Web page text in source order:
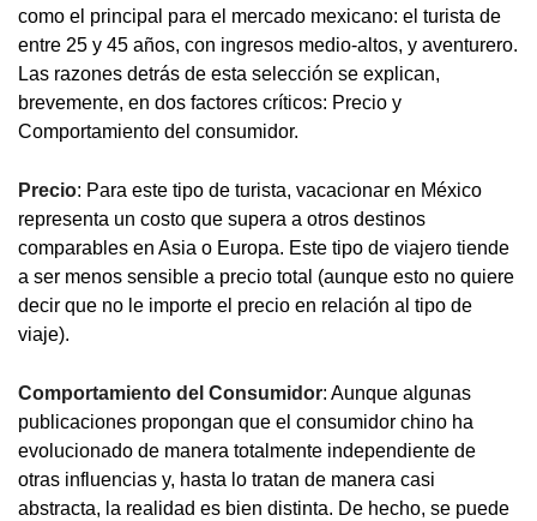
como el principal para el mercado mexicano: el turista de
entre 25 y 45 años, con ingresos medio-altos, y aventurero.
Las razones detrás de esta selección se explican,
brevemente, en dos factores críticos: Precio y
Comportamiento del consumidor.
Precio: Para este tipo de turista, vacacionar en México
representa un costo que supera a otros destinos
comparables en Asia o Europa. Este tipo de viajero tiende
a ser menos sensible a precio total (aunque esto no quiere
decir que no le importe el precio en relación al tipo de
viaje).
Comportamiento del Consumidor: Aunque algunas
publicaciones propongan que el consumidor chino ha
evolucionado de manera totalmente independiente de
otras influencias y, hasta lo tratan de manera casi
abstracta, la realidad es bien distinta. De hecho, se puede